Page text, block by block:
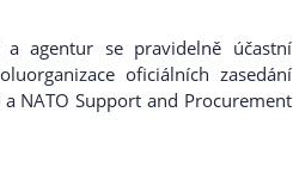
agentur se pravidelně účastní
oficiálních zasedání
NATO Support and Procurement